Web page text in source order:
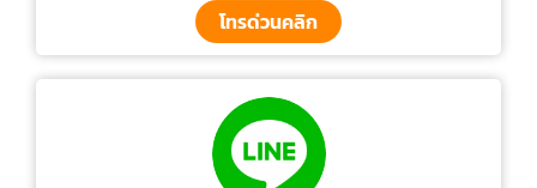
โทรด่วนคลิก